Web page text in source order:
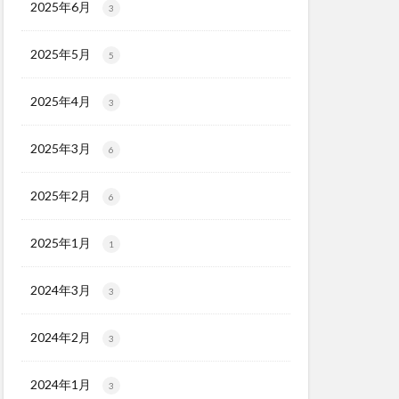
2025年6月 3
2025年5月 5
2025年4月 3
2025年3月 6
2025年2月 6
2025年1月 1
2024年3月 3
2024年2月 3
2024年1月 3